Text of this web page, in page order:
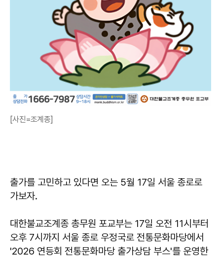
[사진=조계종]
출가를 고민하고 있다면 오는 5월 17일 서울 종로로
가보자.
대한불교조계종 총무원 포교부는 17일 오전 11시부터
오후 7시까지 서울 종로 우정국로 전통문화마당에서
'2026 연등회 전통문화마당 출가상담 부스'를 운영한